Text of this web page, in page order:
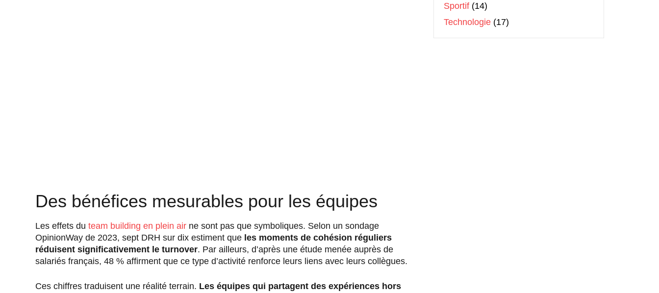
Des bénéfices mesurables pour les équipes
Les effets du team building en plein air ne sont pas que symboliques. Selon un sondage
OpinionWay de 2023, sept DRH sur dix estiment que les moments de cohésion réguliers
réduisent significativement le turnover. Par ailleurs, d’après une étude menée auprès de
salariés français, 48 % affirment que ce type d’activité renforce leurs liens avec leurs collègues.
Ces chiffres traduisent une réalité terrain. Les équipes qui partagent des expériences hors
Sportif (14)
Technologie (17)